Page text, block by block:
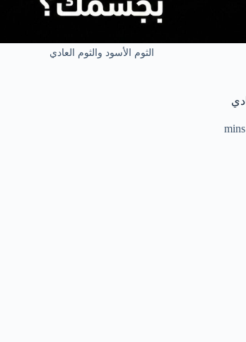
الثوم الأسود والثوم العادي